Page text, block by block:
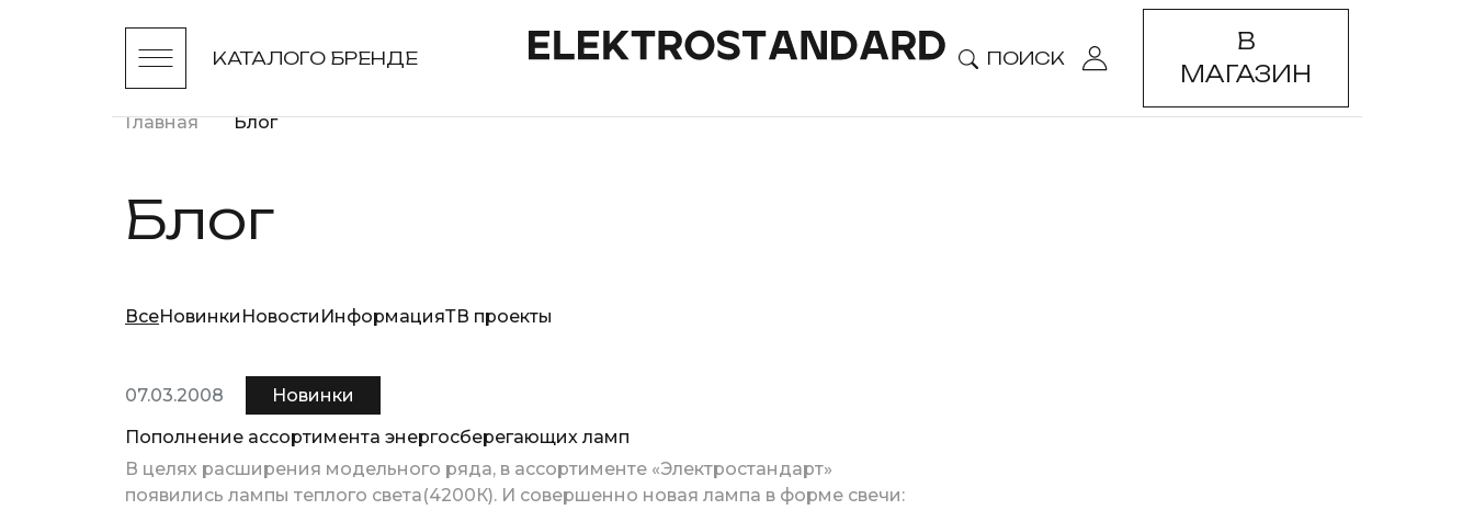
КАТАЛОГО БРЕНДЕ ПОИСК
В
МАГАЗИН
Главная Блог
Блог
ВсеНовинки Новости ИнформацияТВ проекты
07.03.2008
Новинки
Пополнение ассортимента энергосберегающих ламп
В целях расширения модельного ряда, в ассортименте «Электростандарт»
появились лампы теплого света(4200К). И совершенно новая лампа в форме свечи: